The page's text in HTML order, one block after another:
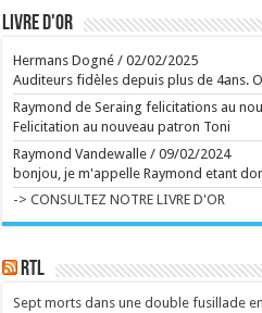
Management toxique, interviews
relents de racisme et de sexisme : le
Phénomène médiatique fulgurant né en 2023,
premier podcast de France pèse aujourd'hui
70 millions d'euros. C'est aussi une histoire
plus d'un titre. Une success-story qui fait
nombreuses critiques en ce moment. ...
Des collaborations avec Madonna, Blur, U2 ou
Britney Spears: William Orbit est mort
Le producteur britannique multirécompensé
Orbit, notamment connu pour son travail sur
décédé à l'âge de 69 ans, ont annoncé ses
Manèges féeriques au Festival de
Livre d'or
Hermans Dogné /02/02/2025
Auditeurs fidèles depuis plus de 4ans.
Raymond de Seraing felicitations au
Felicitation au nouveau patron Toni
Raymond Vandewalle /09/02/2024
bonjou, je m'appelle Raymond etant
-> CONSULTEZ NOTRE LIVRE D'OR
RTL
Sept morts dans une double fusillade